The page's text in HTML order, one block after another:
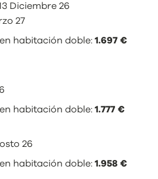
Diciembre 26
27
habitación doble: 1.697 €
habitación doble: 1.777 €
26
habitación doble: 1.958 €